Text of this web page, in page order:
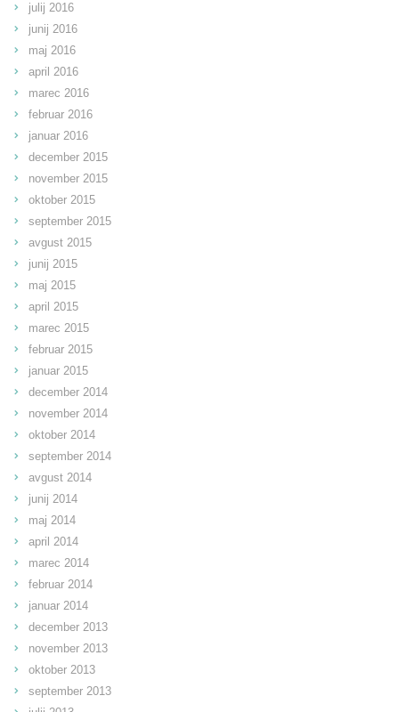
julij 2016
junij 2016
maj 2016
april 2016
marec 2016
februar 2016
januar 2016
december 2015
november 2015
oktober 2015
september 2015
avgust 2015
junij 2015
maj 2015
april 2015
marec 2015
februar 2015
januar 2015
december 2014
november 2014
oktober 2014
september 2014
avgust 2014
junij 2014
maj 2014
april 2014
marec 2014
februar 2014
januar 2014
december 2013
november 2013
oktober 2013
september 2013